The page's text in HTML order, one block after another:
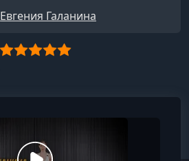
Евгения Галанина